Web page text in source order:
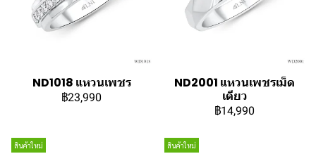
ND1018 แหวนเพชร
฿23,990
ND2001 แหวนเพชรเม็ด
เดียว
฿14,990
สินค้าใหม่ สินค้าใหม่